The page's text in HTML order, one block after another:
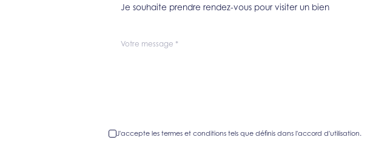
Je souhaite prendre rendez-vous pour visiter un bien
Votre message *
J'accepte les termes et conditions tels que définis dans l'accord d'utilisation.